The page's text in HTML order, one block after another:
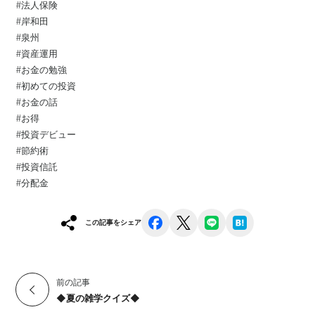
#法人保険
#岸和田
#泉州
#資産運用⁡
#お金の勉強⁡
#初めての投資⁡
#お金の話⁡
#お得⁡
#投資デビュー⁡
#節約術
#投資信託
#分配金
この記事をシェア facebook line
前の記事
◆夏の雑学クイズ◆